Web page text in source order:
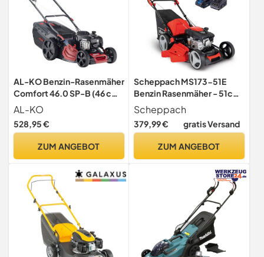
AL-KO Benzin-Rasenmäher
Comfort 46.0 SP-B (46 cm
Schnittbreite, 2.0 kW
Motorleistung, Robustes
Stahlblechgehäuse, mit
Rasenflächen bis 1400 m²)
AL-KO
528,95 €
ZUM ANGEBOT
Scheppach MS173-51E
Benzin Rasenmäher - 51cm
Schnittbreite | E-Start |
Reinigungsfunktion | 65
Liter Fangkorb |
Höhenverstellung |
Scheppach
379,99 € gratis Versand
ZUM ANGEBOT